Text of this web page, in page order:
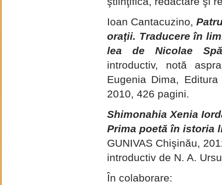
Ioan Cantacuzino,
oraţii. Traducere în
lea de Nicolae
introductiv, notă
Eugenia Dima,
2010, 426 pagini.
Shimonahia Xenia
Prima poetă în istoria
GUNIVAS Chişinău,
introductiv de N. A. Ursu
În colaborare: